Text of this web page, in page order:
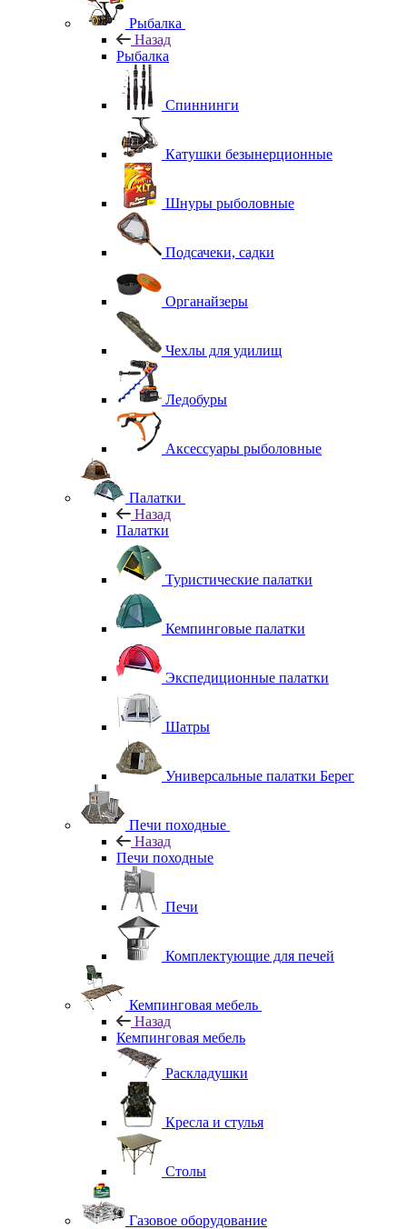
Рыбалка
Назад
Рыбалка
Спиннинги
Катушки безынерционные
Шнуры рыболовные
Подсачеки, садки
Органайзеры
Чехлы для удилищ
Ледобуры
Аксессуары рыболовные
Палатки
Назад
Палатки
Туристические палатки
Кемпинговые палатки
Экспедиционные палатки
Шатры
Универсальные палатки Берег
Печи походные
Назад
Печи походные
Печи
Комплектующие для печей
Кемпинговая мебель
Назад
Кемпинговая мебель
Раскладушки
Кресла и стулья
Столы
Газовое оборудование